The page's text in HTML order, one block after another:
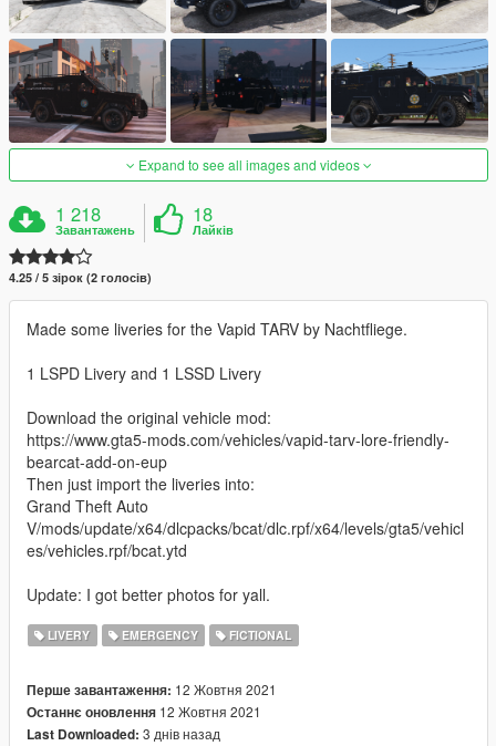
Expand to see all images and videos
1 218
Завантажень
18
Лайків
4.25 / 5 зірок (2 голосів)
Made some liveries for the Vapid TARV by Nachtfliege.
1 LSPD Livery and 1 LSSD Livery
Download the original vehicle mod:
https://www.gta5-mods.com/vehicles/vapid-tarv-lore-friendly-
bearcat-add-on-eup
Then just import the liveries into:
Grand Theft Auto
V/mods/update/x64/dlcpacks/bcat/dlc.rpf/x64/levels/gta5/vehicl
es/vehicles.rpf/bcat.ytd
Update: I got better photos for yall.
LIVERY EMERGENCY FICTIONAL
Перше завантаження: 12 Жовтня 2021
Останнє оновлення 12 Жовтня 2021
Last Downloaded: 3 днів назад